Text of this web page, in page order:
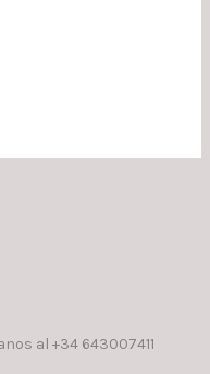
al +34 643007411